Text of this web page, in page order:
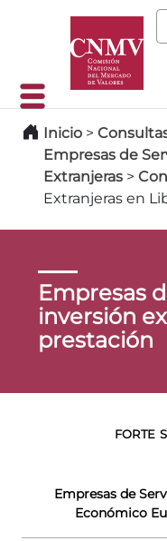
Inicio >
Empresas de
Extranjeras >
Extranjeras en
Empresas
inversión
prestación
FORTE
Empresas de
Económico